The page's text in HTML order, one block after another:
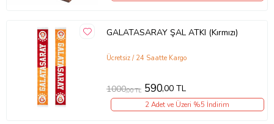
GALATASARAY ŞAL ATKI (Kırmızı)
Ücretsiz / 24 Saatte Kargo
1000,00 TL 590,00 TL
2 Adet ve Üzeri %5 İndirim